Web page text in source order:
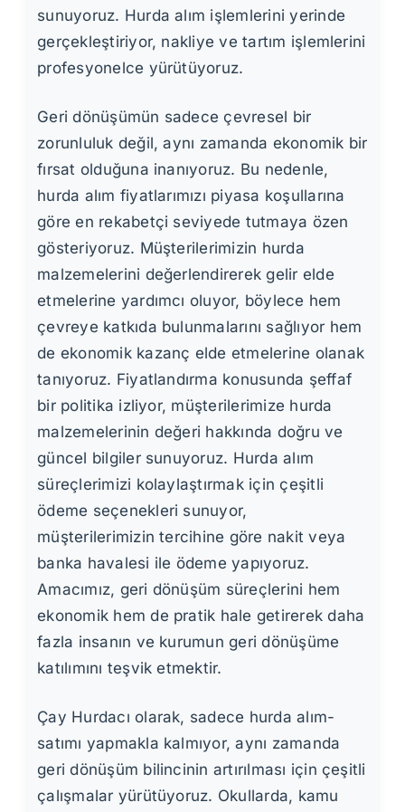
sunuyoruz. Hurda alım işlemlerini yerinde
gerçekleştiriyor, nakliye ve tartım işlemlerini
profesyonelce yürütüyoruz.
Geri dönüşümün sadece çevresel bir
zorunluluk değil, aynı zamanda ekonomik bir
fırsat olduğuna inanıyoruz. Bu nedenle,
hurda alım fiyatlarımızı piyasa koşullarına
göre en rekabetçi seviyede tutmaya özen
gösteriyoruz. Müşterilerimizin hurda
malzemelerini değerlendirerek gelir elde
etmelerine yardımcı oluyor, böylece hem
çevreye katkıda bulunmalarını sağlıyor hem
de ekonomik kazanç elde etmelerine olanak
tanıyoruz. Fiyatlandırma konusunda şeffaf
bir politika izliyor, müşterilerimize hurda
malzemelerinin değeri hakkında doğru ve
güncel bilgiler sunuyoruz. Hurda alım
süreçlerimizi kolaylaştırmak için çeşitli
ödeme seçenekleri sunuyor,
müşterilerimizin tercihine göre nakit veya
banka havalesi ile ödeme yapıyoruz.
Amacımız, geri dönüşüm süreçlerini hem
ekonomik hem de pratik hale getirerek daha
fazla insanın ve kurumun geri dönüşüme
katılımını teşvik etmektir.
Çay Hurdacı olarak, sadece hurda alım-
satımı yapmakla kalmıyor, aynı zamanda
geri dönüşüm bilincinin artırılması için çeşitli
çalışmalar yürütüyoruz. Okullarda, kamu